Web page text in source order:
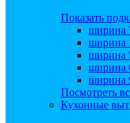
Показать
ширина
ширина
ширина
ширина
ширина
Посмотреть
Кухонные